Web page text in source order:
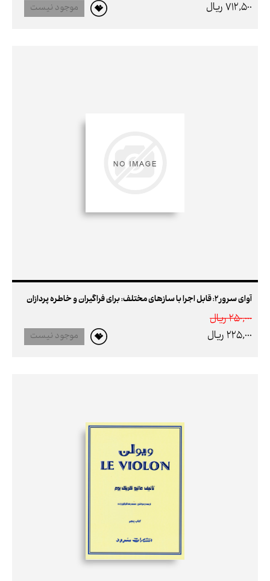
712,500 ريال
موجود نیست
آوای سرور2: قابل اجرا با سازهای مختلف: برای فراگیران و خاطره پردازان
250,000 ريال
225,000 ريال
موجود نیست